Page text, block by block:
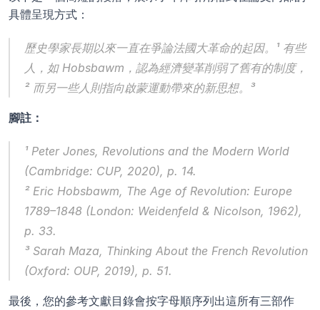
具體呈現方式：
歷史學家長期以來一直在爭論法國大革命的起因。¹ 有些
人，如 Hobsbawm，認為經濟變革削弱了舊有的制度，
² 而另一些人則指向啟蒙運動帶來的新思想。³
腳註：
¹ Peter Jones, Revolutions and the Modern World
(Cambridge: CUP, 2020), p. 14.
² Eric Hobsbawm, The Age of Revolution: Europe
1789–1848 (London: Weidenfeld & Nicolson, 1962),
p. 33.
³ Sarah Maza, Thinking About the French Revolution
(Oxford: OUP, 2019), p. 51.
最後，您的參考文獻目錄會按字母順序列出這所有三部作